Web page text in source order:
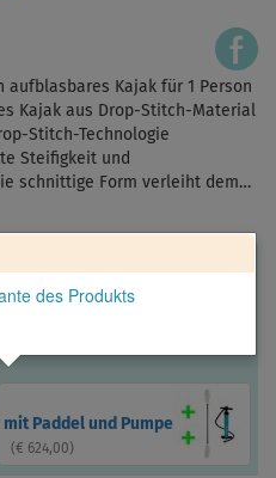
aufblasbares Kajak für 1 Person
Kajak aus Drop-Stitch-Material
Stitch-Technologie
Steifigkeit und
schnittige Form verleiht dem…
des Produkts
mit Paddel und Pumpe
( € 624,00)